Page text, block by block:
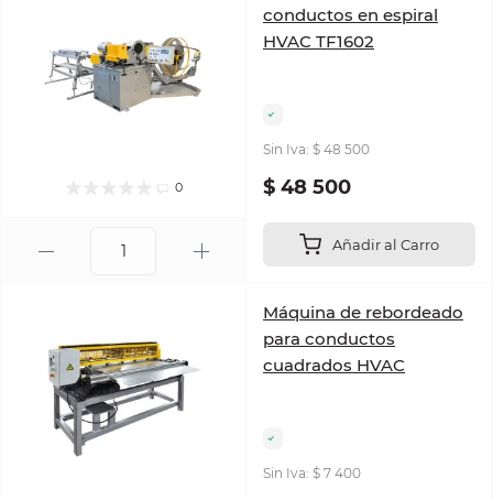
0
conductos en espiral
HVAC TF1602
Sin Iva: $ 48 500
$ 48 500
Añadir al Carro
Máquina de rebordeado
para conductos
cuadrados HVAC
Sin Iva: $ 7 400